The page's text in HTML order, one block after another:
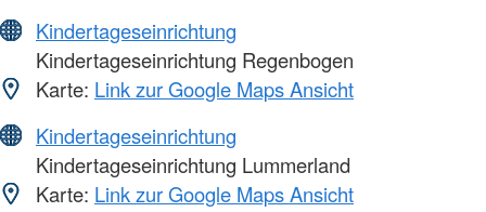
Kindertageseinrichtung
Kindertageseinrichtung Regenbogen
Karte: Link zur Google Maps Ansicht
Kindertageseinrichtung
Kindertageseinrichtung Lummerland
Karte: Link zur Google Maps Ansicht